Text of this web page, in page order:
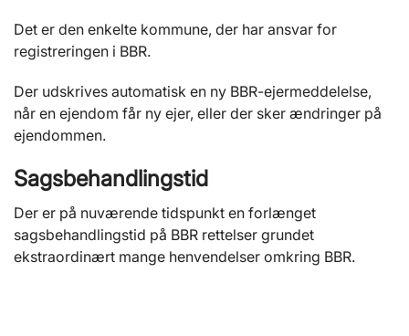
Det er den enkelte kommune, der har ansvar for
registreringen i BBR.
Der udskrives automatisk en ny BBR-ejermeddelelse,
når en ejendom får ny ejer, eller der sker ændringer på
ejendommen.
Sagsbehandlingstid
Der er på nuværende tidspunkt en forlænget
sagsbehandlingstid på BBR rettelser grundet
ekstraordinært mange henvendelser omkring BBR.